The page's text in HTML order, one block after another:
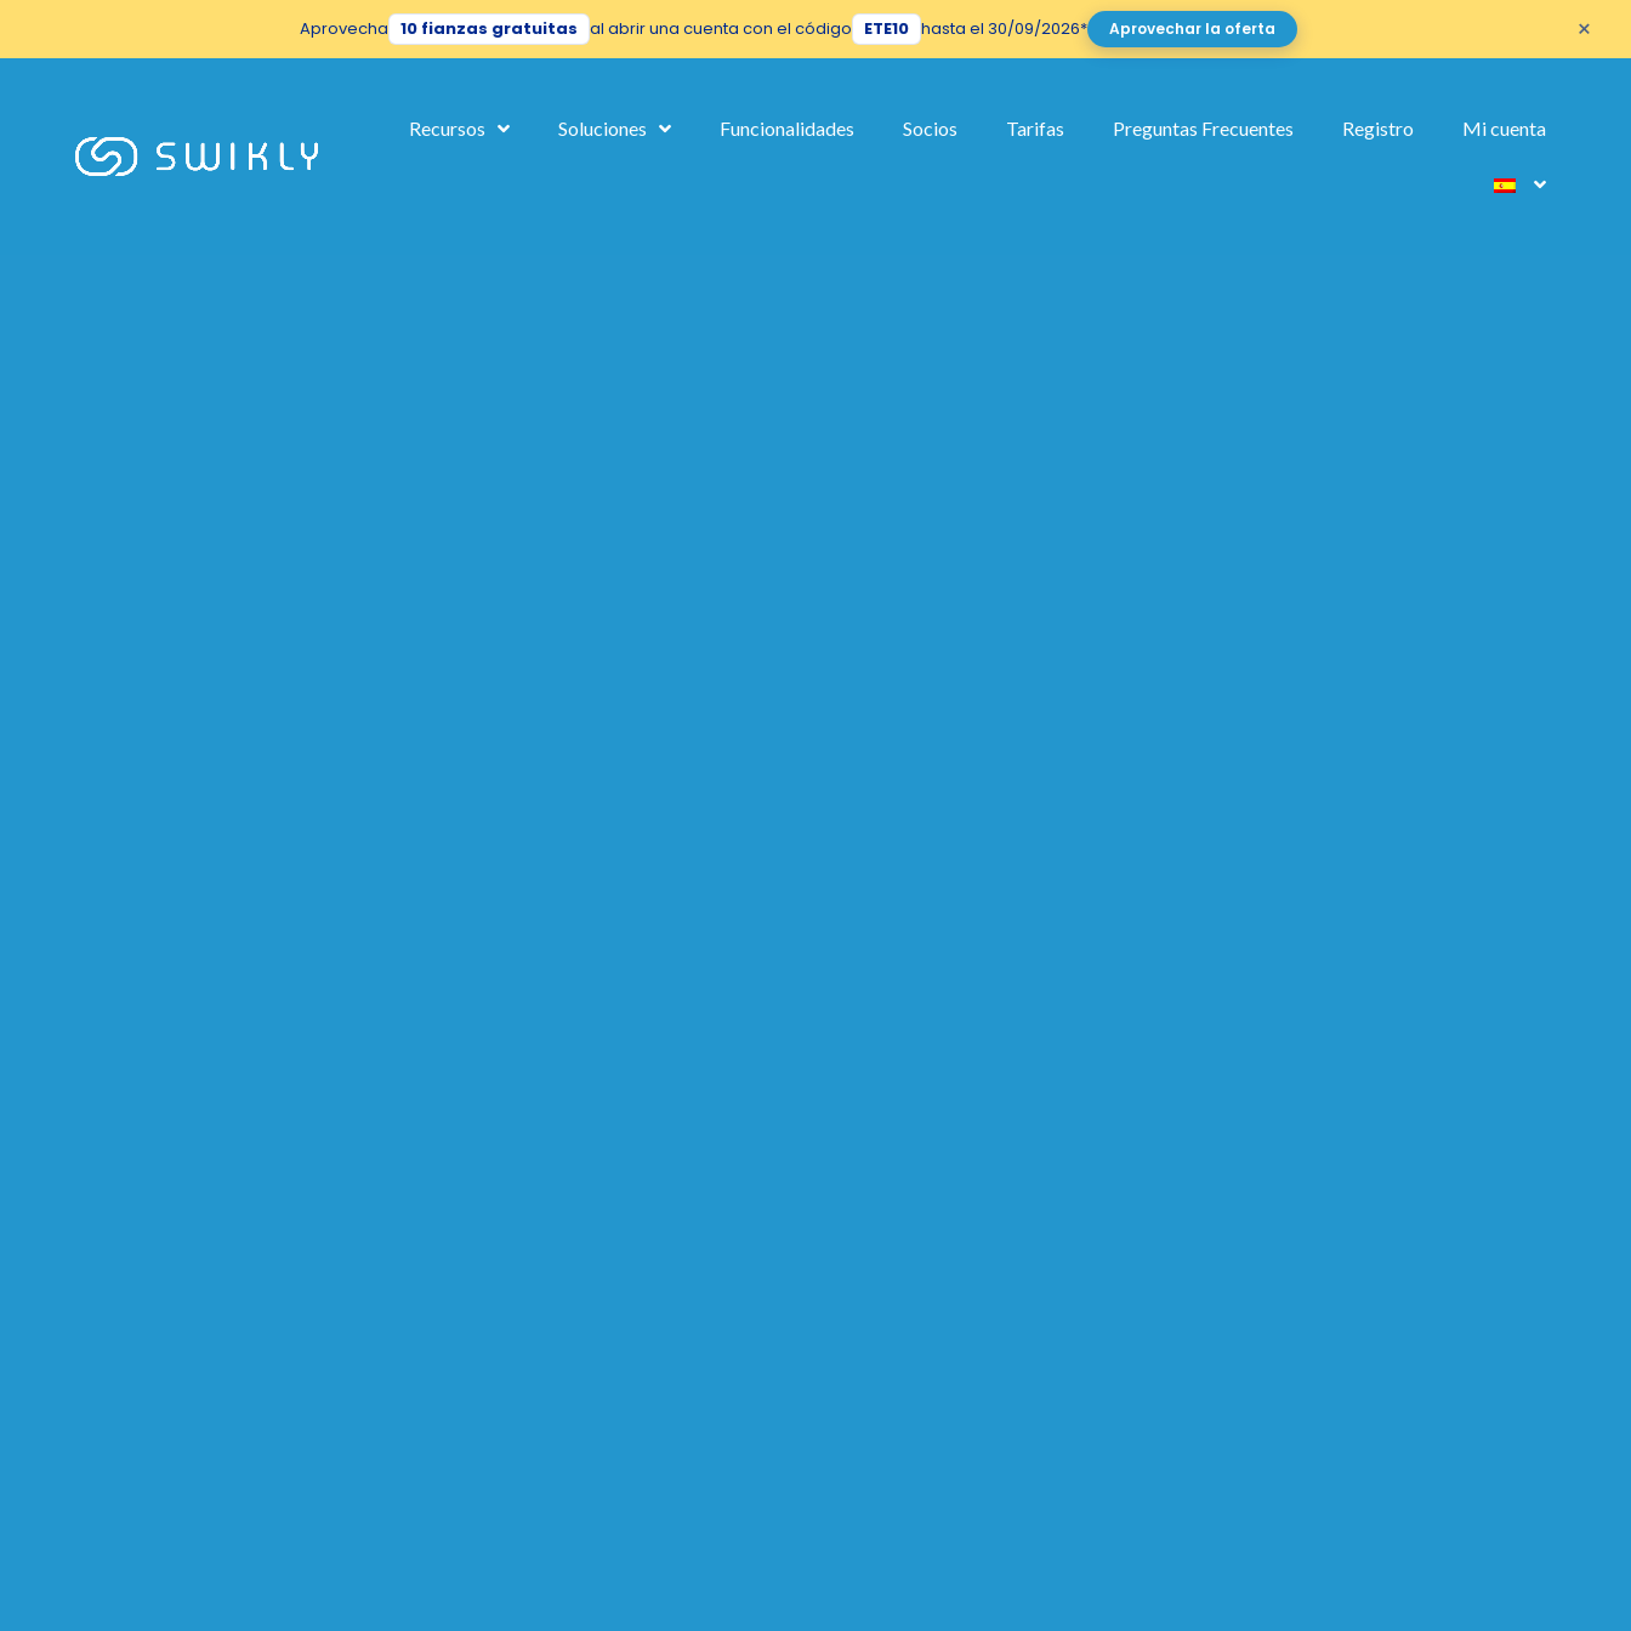
your visit... Is that OK with you?
To find out more about the cookies we use, see
Aprovecha 10 fianzas gratuitas al abrir una cuenta con el código ETE10 hasta el 30/09/2026* Aprovechar la oferta ×
Recursos Soluciones Funcionalidades Socios Tarifas Preguntas Frecuentes Registro Mi cuenta